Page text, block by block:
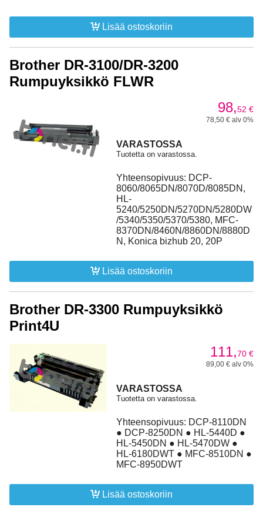
Lisää ostoskoriin
Brother DR-3100/DR-3200
Rumpuyksikkö FLWR
98,52 €
78,50 € alv 0%
VARASTOSSA
Tuotetta on varastossa.
Yhteensopivuus: DCP-
8060/8065DN/8070D/8085DN,
HL-
5240/5250DN/5270DN/5280DW
/5340/5350/5370/5380, MFC-
8370DN/8460N/8860DN/8880D
N, Konica bizhub 20, 20P
Lisää ostoskoriin
Brother DR-3300 Rumpuyksikkö
Print4U
111,70 €
89,00 € alv 0%
VARASTOSSA
Tuotetta on varastossa.
Yhteensopivuus: DCP-8110DN
● DCP-8250DN ● HL-5440D ●
HL-5450DN ● HL-5470DW ●
HL-6180DWT ● MFC-8510DN ●
MFC-8950DWT
Lisää ostoskoriin